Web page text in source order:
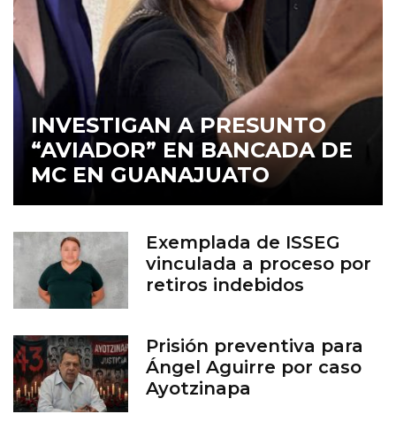
INVESTIGAN A PRESUNTO
“AVIADOR” EN BANCADA DE
MC EN GUANAJUATO
Exemplada de ISSEG
vinculada a proceso por
retiros indebidos
Prisión preventiva para
Ángel Aguirre por caso
Ayotzinapa